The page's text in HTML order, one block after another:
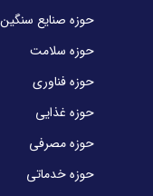
حوزه صنایع سنگین
حوزه سلامت
حوزه فناوری
حوزه غذایی
حوزه مصرفی
حوزه خدماتی